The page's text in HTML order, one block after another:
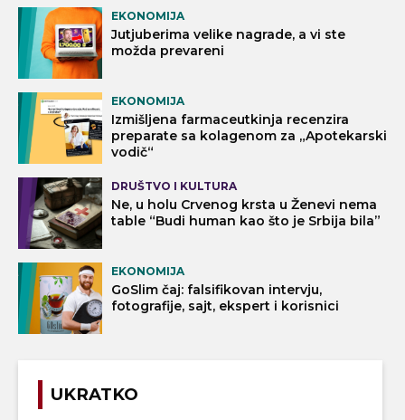
EKONOMIJA
Jutjuberima velike nagrade, a vi ste
možda prevareni
EKONOMIJA
Izmišljena farmaceutkinja recenzira
preparate sa kolagenom za „Apotekarski
vodič“
DRUŠTVO I KULTURA
Ne, u holu Crvenog krsta u Ženevi nema
table “Budi human kao što je Srbija bila”
EKONOMIJA
GoSlim čaj: falsifikovan intervju,
fotografije, sajt, ekspert i korisnici
UKRATKO